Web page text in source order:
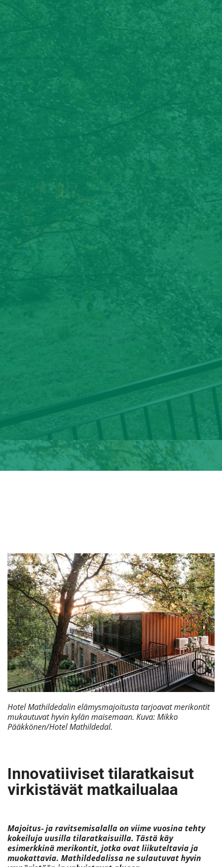
Hotel Mathildedalin elämysmajoitusta tarjoavat merikontit
mukautuvat hyvin kylän maisemaan. Kuva: Mikko
Pääkkönen/Hotel Mathildedal.
Innovatiiviset tilaratkaisut
virkistävät matkailualaa
Majoitus- ja ravitsemisalalla on viime vuosina tehty
kokeiluja uusilla tilaratkaisuilla. Tästä käy
esimerkkinä merikontit, jotka ovat liikuteltavia ja
muokattavia. Mathildedalissa ne sulautuvat hyvin